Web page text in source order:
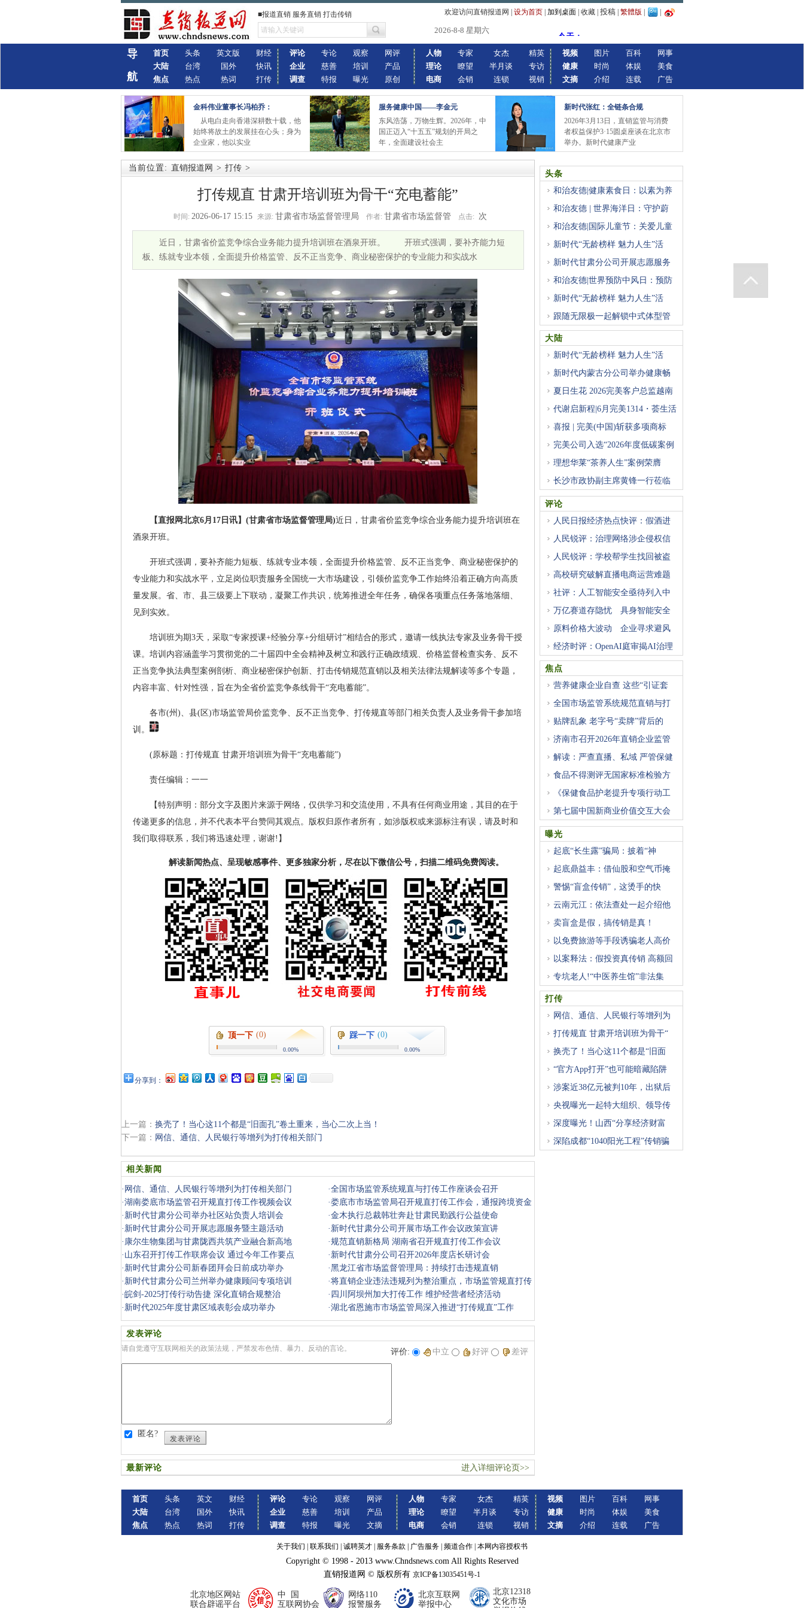
■报道直销 服务直销 打击传销 欢迎访问直销报道网 设为首页 加到桌面 收藏 投稿 繁體版
2026-8-8 星期六
导
航
首页
大陆
焦点
头条
台湾
热点
英文版
国外
热词
财经
快讯
打传
评论
企业
调查
专论
慈善
特报
观察
培训
曝光
网评
产品
原创
人物
理论
电商
专家
瞭望
会销
女杰
半月谈
连锁
精英
专访
视销
视频
健康
文摘
图片
时尚
介绍
百科
体娱
连载
网事
美食
广告
金科伟业董事长冯柏乔：
从电白走向香港深耕数十载，他
始终将故土的发展挂在心头；身为
企业家，他以实业
服务健康中国——李金元
东风浩荡，万物生辉。2026年，中
国正迈入“十五五”规划的开局之
年，全面建设社会主
新时代张红：全链条合规
2026年3月13日，直销监管与消费
者权益保护3·15圆桌座谈在北京市
举办。新时代健康产业
当前位置: 直销报道网 > 打传 >
打传规直 甘肃开培训班为骨干“充电蓄能”
时间: 2026-06-17 15:15 来源: 甘肃省市场监督管理局 作者: 甘肃省市场监督管 点击: 次
近日，甘肃省价监竞争综合业务能力提升培训班在酒泉开班。 开班式强调，要补齐能力短
板、练就专业本领，全面提升价格监管、反不正当竞争、商业秘密保护的专业能力和实战水
【直报网北京6月17日讯】(甘肃省市场监督管理局)近日，甘肃省价监竞争综合业务能力提升培训班在
酒泉开班。
开班式强调，要补齐能力短板、练就专业本领，全面提升价格监管、反不正当竞争、商业秘密保护的
专业能力和实战水平，立足岗位职责服务全国统一大市场建设，引领价监竞争工作始终沿着正确方向高质
量发展。省、市、县三级要上下联动，凝聚工作共识，统筹推进全年任务，确保各项重点任务落地落细、
见到实效。
培训班为期3天，采取“专家授课+经验分享+分组研讨”相结合的形式，邀请一线执法专家及业务骨干授
课。培训内容涵盖学习贯彻党的二十届四中全会精神及树立和践行正确政绩观、价格监督检查实务、反不
正当竞争执法典型案例剖析、商业秘密保护创新、打击传销规范直销以及相关法律法规解读等多个专题，
内容丰富、针对性强，旨在为全省价监竞争条线骨干“充电蓄能”。
各市(州)、县(区)市场监管局价监竞争、反不正当竞争、打传规直等部门相关负责人及业务骨干参加培
训。
(原标题：打传规直 甘肃开培训班为骨干“充电蓄能”)
责任编辑：一一
【特别声明：部分文字及图片来源于网络，仅供学习和交流使用，不具有任何商业用途，其目的在于
传递更多的信息，并不代表本平台赞同其观点。版权归原作者所有，如涉版权或来源标注有误，请及时和
我们取得联系，我们将迅速处理，谢谢!】
解读新闻热点、呈现敏感事件、更多独家分析，尽在以下微信公号，扫描二维码免费阅读。
顶一下 (0)
0.00%
踩一下 (0)
0.00%
分享到：
上一篇： 换壳了！当心这11个都是“旧面孔”卷土重来，当心二次上当！
下一篇： 网信、通信、人民银行等增列为打传相关部门
收藏 挑错 推荐 打印
相关新闻
· 网信、通信、人民银行等增列为打传相关部门 ·全国市场监管系统规直与打传工作座谈会召开
·湖南娄底市场监管召开规直打传工作视频会议 ·娄底市市场监管局召开规直打传工作会，通报跨境资金
盘处置情
· 新时代甘肃分公司举办社区站负责人培训会 ·金木执行总裁韩壮奔赴甘肃民勤践行公益使命
· 新时代甘肃分公司开展志愿服务暨主题活动 · 新时代甘肃分公司开展市场工作会议政策宣讲
· 康尔生物集团与甘肃陇西共筑产业融合新高地 ·规范直销新格局 湖南省召开规直打传工作会议
· 山东召开打传工作联席会议 通过今年工作要点 · 新时代甘肃分公司召开2026年度店长研讨会
· 新时代甘肃分公司新春团拜会日前成功举办 ·黑龙江省市场监督管理局：持续打击违规直销
· 新时代甘肃分公司兰州举办健康顾问专项培训 ·将直销企业违法违规列为整治重点，市场监管规直打传
工作取得
·皖剑-2025打传行动告捷 深化直销合规整治 · 四川阿坝州加大打传工作 维护经营者经济活动
· 新时代2025年度甘肃区域表彰会成功举办 ·湖北省恩施市市场监管局深入推进“打传规直”工作
发表评论
请自觉遵守互联网相关的政策法规，严禁发布色情、暴力、反动的言论。 评价: 中立 好评 差评
匿名?
发表评论
最新评论 进入详细评论页>>
头条
和治友德|健康素食日：以素为养
和治友德 | 世界海洋日：守护蔚
和治友德|国际儿童节：关爱儿童
新时代“无龄榜样 魅力人生”活
新时代甘肃分公司开展志愿服务
和治友德|世界预防中风日：预防
新时代“无龄榜样 魅力人生”活
跟随无限极一起解锁中式体型管
大陆
新时代“无龄榜样 魅力人生”活
新时代内蒙古分公司举办健康畅
夏日生花 2026完美客户总监越南
代谢启新程|6月完美1314・荟生活
喜报 | 完美(中国)斩获多项商标
完美公司入选“2026年度低碳案例
理想华莱“茶养人生”案例荣膺
长沙市政协副主席黄锋一行莅临
评论
人民日报经济热点快评：假酒进
人民锐评：治理网络涉企侵权信
人民锐评：学校帮学生找回被盗
高校研究破解直播电商运营难题
社评：人工智能安全亟待列入中
万亿赛道存隐忧 具身智能安全
原料价格大波动 企业寻求避风
经济时评：OpenAI庭审揭AI治理
困
焦点
营养健康企业自查 这些“引证套
全国市场监管系统规范直销与打
贴牌乱象 老字号“卖牌”背后的
济南市召开2026年直销企业监管
解读：严查直播、私域 严管保健
食品不得测评无国家标准检验方
《保健食品护老提升专项行动工
第七届中国新商业价值交互大会
曝光
起底“长生露”骗局：披着“神
起底鼎益丰：借仙股和空气币掩
警惕“盲盒传销”，这烫手的快
云南元江：依法查处一起介绍他
卖盲盒是假，搞传销是真！
以免费旅游等手段诱骗老人高价
以案释法：假投资真传销 高额回
专坑老人!“中医养生馆”非法集
打传
网信、通信、人民银行等增列为
打传规直 甘肃开培训班为骨干“
换壳了！当心这11个都是“旧面
“官方App打开”也可能暗藏陷阱
涉案近38亿元被判10年，出狱后
央视曝光一起特大组织、领导传
深度曝光！山西“分享经济财富
深陷成都“1040阳光工程”传销骗
首页
大陆
焦点
头条
台湾
热点
英文
国外
热词
财经
快讯
打传
评论
企业
调查
专论
慈善
特报
观察
培训
曝光
网评
产品
文摘
人物
理论
电商
专家
瞭望
会销
女杰
半月谈
连锁
精英
专访
视销
视频
健康
文摘
图片
时尚
介绍
百科
体娱
连载
网事
美食
广告
关于我们 联系我们 诚聘英才 服务条款 广告服务 频道合作 本网内容授权书
Copyright © 1998 - 2013 www.Chndsnews.com All Rights Reserved
直销报道网 © 版权所有 京ICP备13035451号-1
北京地区网站
联合辟谣平台
中 国
互联网协会
网络110
报警服务
北京互联网
举报中心
北京12318
文化市场